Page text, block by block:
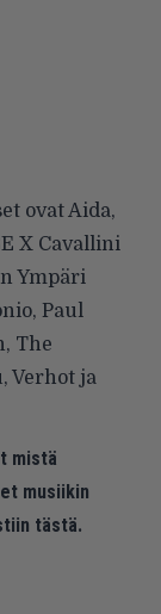
ovat Aida,
X Cavallini
Ympäri
Paul
The
Verhot ja
mistä
musiikin
tästä.